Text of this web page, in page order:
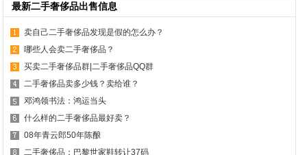
最新二手奢侈品出售信息
卖自己二手奢侈品发现是假的怎么办？
哪些人会卖二手奢侈品？
买卖二手奢侈品群|二手奢侈品QQ群
二手奢侈品卖多少钱？卖给谁？
邓鸿领书法：鸿运当头
什么样的二手奢侈品最好卖？
08年青云郎50年陈酿
二手奢侈品：巴黎世家鞋转让37码